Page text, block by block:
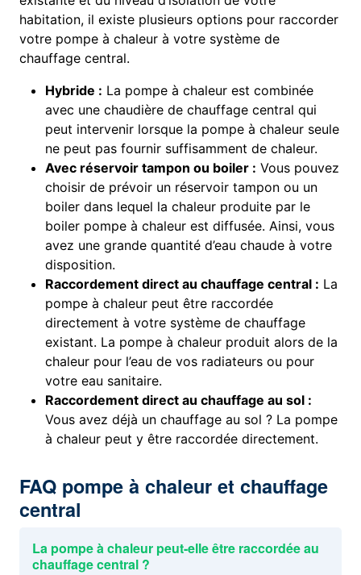
habitation, il existe plusieurs options pour raccorder
votre pompe à chaleur à votre système de
chauffage central.
Hybride : La pompe à chaleur est combinée
avec une chaudière de chauffage central qui
peut intervenir lorsque la pompe à chaleur seule
ne peut pas fournir suffisamment de chaleur.
Avec réservoir tampon ou boiler : Vous pouvez
choisir de prévoir un réservoir tampon ou un
boiler dans lequel la chaleur produite par le
boiler pompe à chaleur est diffusée. Ainsi, vous
avez une grande quantité d’eau chaude à votre
disposition.
Raccordement direct au chauffage central : La
pompe à chaleur peut être raccordée
directement à votre système de chauffage
existant. La pompe à chaleur produit alors de la
chaleur pour l’eau de vos radiateurs ou pour
votre eau sanitaire.
Raccordement direct au chauffage au sol :
Vous avez déjà un chauffage au sol ? La pompe
à chaleur peut y être raccordée directement.
FAQ pompe à chaleur et chauffage
central
La pompe à chaleur peut-elle être raccordée au
chauffage central ?